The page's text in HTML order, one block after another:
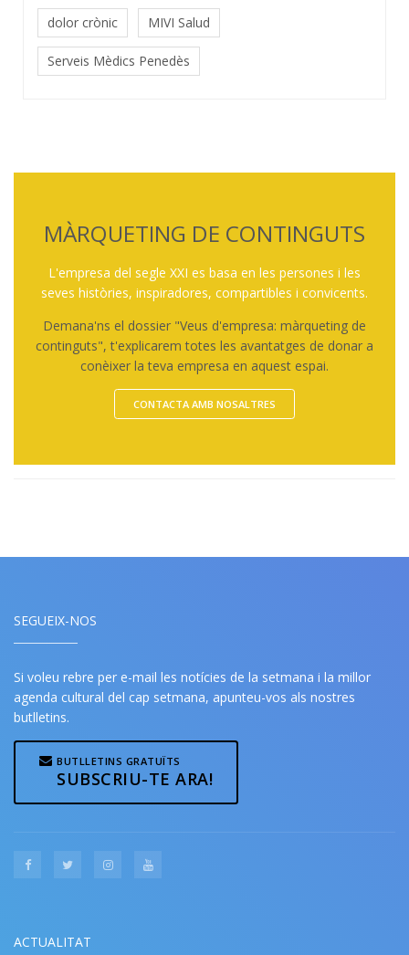
dolor crònic MIVI Salud
Serveis Mèdics Penedès
MÀRQUETING DE CONTINGUTS
L'empresa del segle XXI es basa en les persones i les
seves històries, inspiradores, compartibles i convicents.
Demana'ns el dossier "Veus d'empresa: màrqueting de
continguts", t'explicarem totes les avantatges de donar a
conèixer la teva empresa en aquest espai.
CONTACTA AMB NOSALTRES
SEGUEIX-NOS
Si voleu rebre per e-mail les notícies de la setmana i la millor
agenda cultural del cap setmana, apunteu-vos als nostres
butlletins.
BUTLLETINS GRATUÏTS
SUBSCRIU-TE ARA!
ACTUALITAT